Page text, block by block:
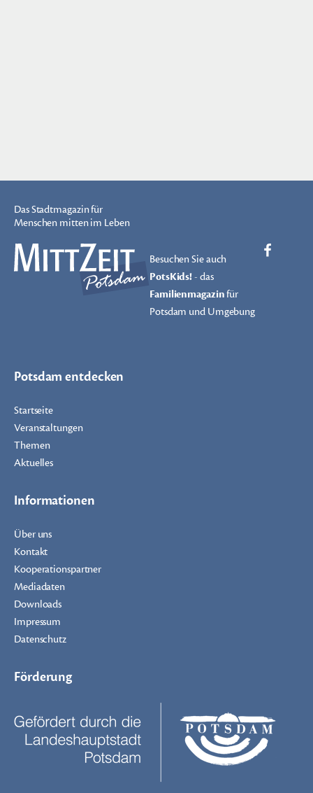
Das Stadtmagazin für
Menschen mitten im Leben
Besuchen Sie auch
PotsKids!- das
Familienmagazinfür
Potsdam und Umgebung
Potsdam entdecken
Startseite
Veranstaltungen
Themen
Aktuelles
Informationen
Über uns
Kontakt
Kooperationspartner
Mediadaten
Downloads
Impressum
Datenschutz
Förderung